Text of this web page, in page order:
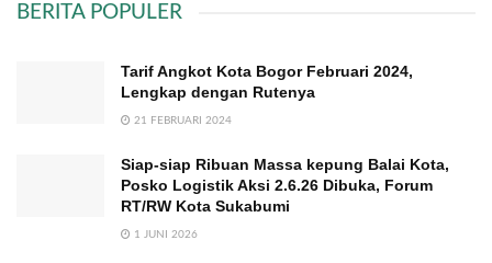
BERITA POPULER
Tarif Angkot Kota Bogor Februari 2024,
Lengkap dengan Rutenya
21 FEBRUARI 2024
Siap-siap Ribuan Massa kepung Balai Kota,
Posko Logistik Aksi 2.6.26 Dibuka, Forum
RT/RW Kota Sukabumi
1 JUNI 2026